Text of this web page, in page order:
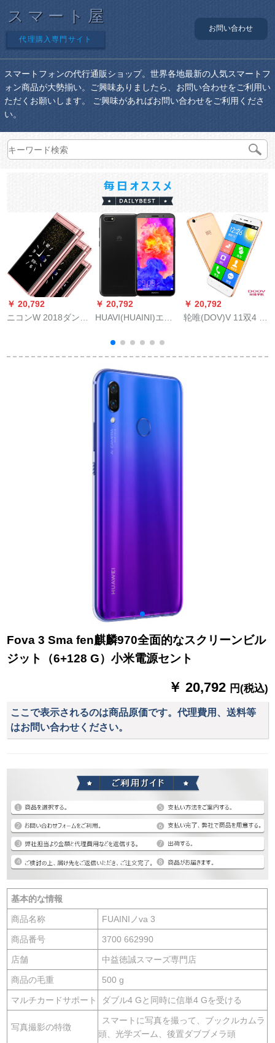
スマート屋
代理購入専門サイト
お問い合わせ
スマートフォンの代行通販ショップ。世界各地最新の人気スマートフ
ォン商品が大勢揃い。ご興味ありましたら、お問い合わせをご利用い
ただくお願いします。 ご興味があればお問い合わせをご利用くださ
い。
￥ 20,792
ニコンW 2018ダンブ
スセン超长寿机器机
￥ 20,792
HUAVI(HUAINI)エニ8
2 G+32 G
￥ 20,792
轮唯(DOV)V 11双4 G
画面超薄型高齢者コ
Fova 3 Sma fen麒麟970全面的なスクリーンビル
ジット（6+128 G）小米電源セント
￥ 20,792 円(税込)
ここで表示されるのは商品原価です。代理費用、送料等
はお問い合わせください。
基本的な情報
商品名称 FUAINIノva 3
商品番号 3700 662990
店舗 中益徳誠スマーズ専門店
商品の毛重 500 g
マルチカードサポート ダブル4 Gと同時に信単4 Gを受ける
写真撮影の特徴
スマートに写真を撮って、ブックルカムラ
頭、光学ズーム、後置ダブブメラ頭